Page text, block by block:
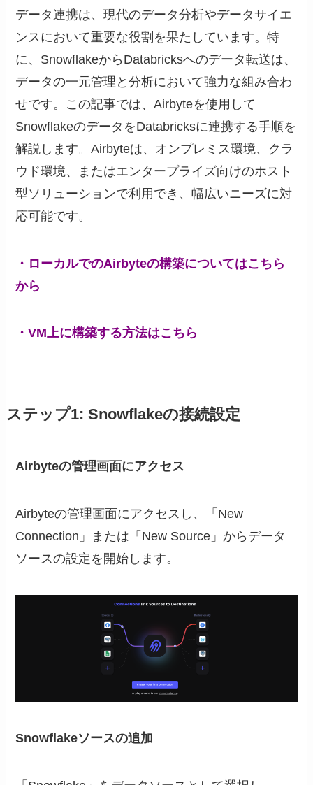
データ連携は、現代のデータ分析やデータサイエ
ンスにおいて重要な役割を果たしています。特
に、SnowflakeからDatabricksへのデータ転送は、
データの一元管理と分析において強力な組み合わ
せです。この記事では、Airbyteを使用して
SnowflakeのデータをDatabricksに連携する手順を
解説します。Airbyteは、オンプレミス環境、クラ
ウド環境、またはエンタープライズ向けのホスト
型ソリューションで利用でき、幅広いニーズに対
応可能です。
・ローカルでのAirbyteの構築についてはこちら
から
・VM上に構築する方法はこちら
ステップ1: Snowflakeの接続設定
Airbyteの管理画面にアクセス
Airbyteの管理画面にアクセスし、「New
Connection」または「New Source」からデータ
ソースの設定を開始します。
Snowflakeソースの追加